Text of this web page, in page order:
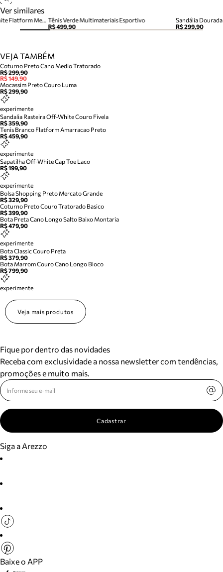
Ver similares
Tênis Verde Multimateriais Esportivo
R$ 499,90
Sandália
R$ 299,90
Chinelo de Dedo Verde Off White Flatform Metais Brizza
VEJA TAMBÉM
Coturno Preto Cano Medio Tratorado
R$ 299,90
R$ 149,90
Mocassim Preto Couro Luma
R$ 299,90
experimente
Sandalia Rasteira Off-White Couro Fivela
R$ 359,90
Tenis Branco Flatform Amarracao Preto
R$ 459,90
experimente
Sapatilha Off-White Cap Toe Laco
R$ 199,90
experimente
Bolsa Shopping Preto Mercato Grande
R$ 329,90
Coturno Preto Couro Tratorado Basico
R$ 399,90
Bota Preta Cano Longo Salto Baixo Montaria
R$ 479,90
experimente
Bota Classic Couro Preta
R$ 379,90
Bota Marrom Couro Cano Longo Bloco
R$ 799,90
experimente
Veja mais produtos
Fique por dentro das novidades
Receba com exclusividade a nossa newsletter com tendências,
promoções e muito mais.
Cadastrar
Siga a Arezzo
Baixe o APP